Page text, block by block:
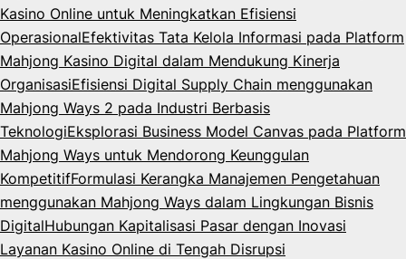
Kasino Online untuk Meningkatkan Efisiensi
OperasionalEfektivitas Tata Kelola Informasi pada Platform
Mahjong Kasino Digital dalam Mendukung Kinerja
OrganisasiEfisiensi Digital Supply Chain menggunakan
Mahjong Ways 2 pada Industri Berbasis
TeknologiEksplorasi Business Model Canvas pada Platform
Mahjong Ways untuk Mendorong Keunggulan
KompetitifFormulasi Kerangka Manajemen Pengetahuan
menggunakan Mahjong Ways dalam Lingkungan Bisnis
DigitalHubungan Kapitalisasi Pasar dengan Inovasi
Layanan Kasino Online di Tengah Disrupsi